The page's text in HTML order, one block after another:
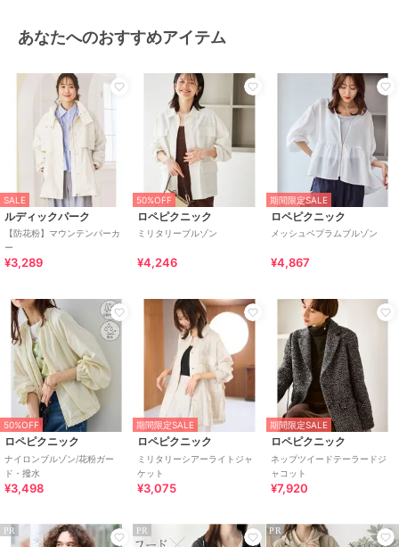
あなたへのおすすめアイテム
SALE
ルディックパーク
【防花粉】マウンテンパーカ
ー
¥3,289
50%OFF
ロペピクニック
ミリタリーブルゾン
¥4,246
期間限定SALE
ロペピクニック
メッシュペプラムブルゾン
¥4,867
50%OFF
ロペピクニック
ナイロンブルゾン/花粉ガー
ド・撥水
¥3,498
期間限定SALE
ロペピクニック
ミリタリーシアーライトジャ
ケット
¥3,075
期間限定SALE
ロペピクニック
ネップツイードテーラードジ
ャコット
¥7,920
PR PR PR